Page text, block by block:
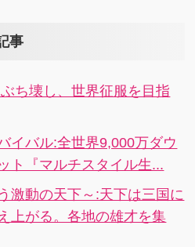
ドバトル！オ
ルで強力なモ
ンスターを全
員の力を合わ
せて倒せ！
4.1x
事
ち壊し、世界征服を目指
イバル:全世界9,000万ダウ
ト『マルチスタイル生...
激動の天下～:天下は三国に
上がる。各地の雄才を集